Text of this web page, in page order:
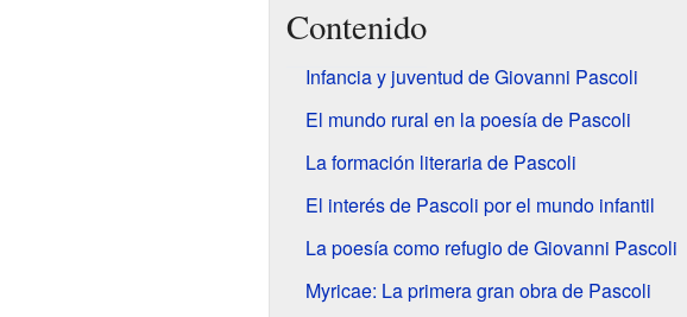
Contenido
Infancia y juventud de Giovanni Pascoli
El mundo rural en la poesía de Pascoli
La formación literaria de Pascoli
El interés de Pascoli por el mundo infantil
La poesía como refugio de Giovanni Pascoli
Myricae: La primera gran obra de Pascoli